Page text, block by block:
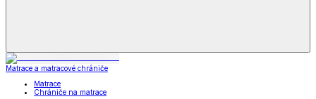
Matrace a matracové chrániče
Matrace
Chrániče na matrace